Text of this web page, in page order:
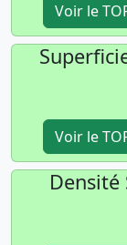
Voir le
Voir le
Densité